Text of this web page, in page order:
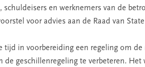
schuldeisers en werknemers van de
voor advies aan de Raad van
tijd in voorbereiding een regeling om
de geschillenregeling te verbeteren. Het